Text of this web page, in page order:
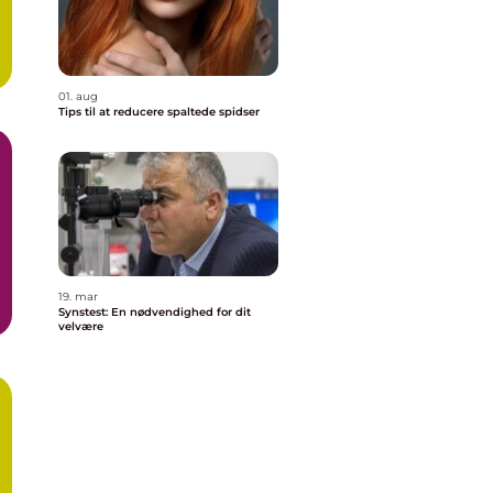
01. aug
Tips til at reducere spaltede spidser
19. mar
Synstest: En nødvendighed for dit
velvære